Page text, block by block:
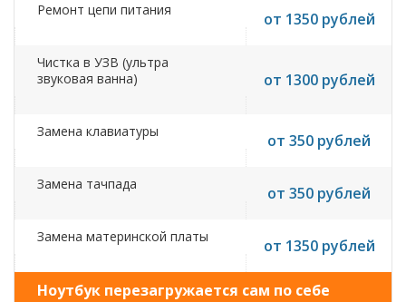
Ремонт цепи питания от 1350 рублей
Чистка в УЗВ (ультра
звуковая ванна)
от 1300 рублей
Замена клавиатуры от 350 рублей
Замена тачпада от 350 рублей
Замена материнской платы от 1350 рублей
Ноутбук перезагружается сам по себе